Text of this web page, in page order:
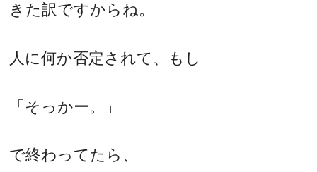
きた訳ですからね。
人に何か否定されて、もし
「そっかー。」
で終わってたら、